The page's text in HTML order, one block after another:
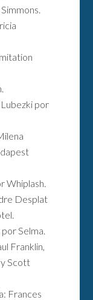
por
Whiplash.
Desplat
Selma.
Franklin,
Scott
Frances